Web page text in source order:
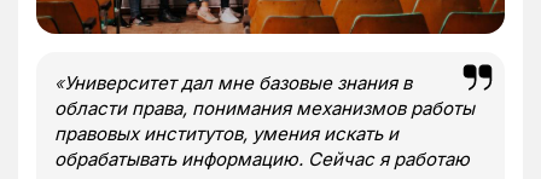
«Университет дал мне базовые знания в
области права, понимания механизмов работы
правовых институтов, умения искать и
обрабатывать информацию. Сейчас я работаю